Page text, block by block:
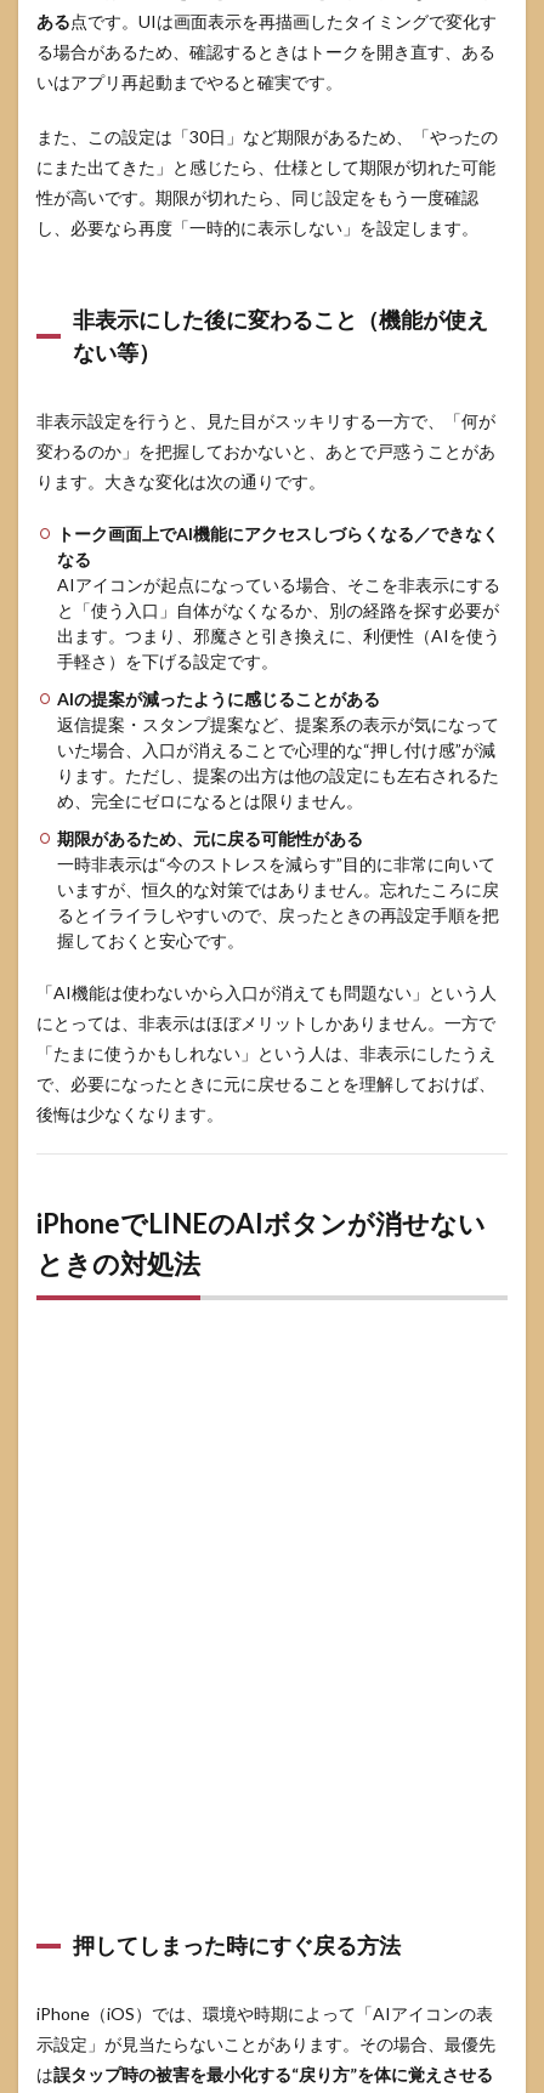
ある点です。UIは画面表示を再描画したタイミングで変化す
る場合があるため、確認するときはトークを開き直す、ある
いはアプリ再起動までやると確実です。
また、この設定は「30日」など期限があるため、「やったの
にまた出てきた」と感じたら、仕様として期限が切れた可能
性が高いです。期限が切れたら、同じ設定をもう一度確認
し、必要なら再度「一時的に表示しない」を設定します。
非表示にした後に変わること（機能が使え
ない等）
非表示設定を行うと、見た目がスッキリする一方で、「何が
変わるのか」を把握しておかないと、あとで戸惑うことがあ
ります。大きな変化は次の通りです。
トーク画面上でAI機能にアクセスしづらくなる／できなく
なる
AIアイコンが起点になっている場合、そこを非表示にする
と「使う入口」自体がなくなるか、別の経路を探す必要が
出ます。つまり、邪魔さと引き換えに、利便性（AIを使う
手軽さ）を下げる設定です。
AIの提案が減ったように感じることがある
返信提案・スタンプ提案など、提案系の表示が気になって
いた場合、入口が消えることで心理的な“押し付け感”が減
ります。ただし、提案の出方は他の設定にも左右されるた
め、完全にゼロになるとは限りません。
期限があるため、元に戻る可能性がある
一時非表示は“今のストレスを減らす”目的に非常に向いて
いますが、恒久的な対策ではありません。忘れたころに戻
るとイライラしやすいので、戻ったときの再設定手順を把
握しておくと安心です。
「AI機能は使わないから入口が消えても問題ない」という人
にとっては、非表示はほぼメリットしかありません。一方で
「たまに使うかもしれない」という人は、非表示にしたうえ
で、必要になったときに元に戻せることを理解しておけば、
後悔は少なくなります。
iPhoneでLINEのAIボタンが消せない
ときの対処法
押してしまった時にすぐ戻る方法
iPhone（iOS）では、環境や時期によって「AIアイコンの表
示設定」が見当たらないことがあります。その場合、最優先
は誤タップ時の被害を最小化する“戻り方”を体に覚えさせる